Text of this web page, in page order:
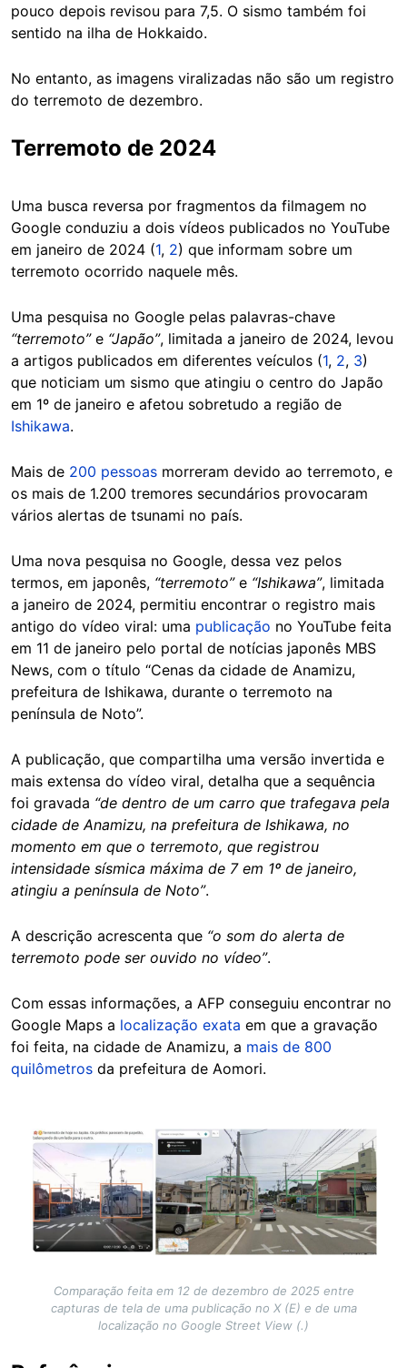
pouco depois revisou para 7,5. O sismo também foi
sentido na ilha de Hokkaido.
No entanto, as imagens viralizadas não são um registro
do terremoto de dezembro.
Terremoto de 2024
Uma busca reversa por fragmentos da filmagem no
Google conduziu a dois vídeos publicados no YouTube
em janeiro de 2024 (1, 2) que informam sobre um
terremoto ocorrido naquele mês.
Uma pesquisa no Google pelas palavras-chave
“terremoto”e “Japão”, limitada a janeiro de 2024, levou
a artigos publicados em diferentes veículos (1, 2, 3)
que noticiam um sismo que atingiu o centro do Japão
em 1º de janeiro e afetou sobretudo a região de
Ishikawa.
Mais de 200 pessoas morreram devido ao terremoto, e
os mais de 1.200 tremores secundários provocaram
vários alertas de tsunami no país.
Uma nova pesquisa no Google, dessa vez pelos
termos, em japonês, “terremoto”e “Ishikawa”, limitada
a janeiro de 2024, permitiu encontrar o registro mais
antigo do vídeo viral: uma publicação no YouTube feita
em 11 de janeiro pelo portal de notícias japonês MBS
News, com o título “Cenas da cidade de Anamizu,
prefeitura de Ishikawa, durante o terremoto na
península de Noto”.
A publicação, que compartilha uma versão invertida e
mais extensa do vídeo viral, detalha que a sequência
foi gravada “de dentro de um carro que trafegava pela
cidade de Anamizu, na prefeitura de Ishikawa, no
momento em que o terremoto, que registrou
intensidade sísmica máxima de 7 em 1º de janeiro,
atingiu a península de Noto”.
A descrição acrescenta que “o som do alerta de
terremoto pode ser ouvido no vídeo”.
Com essas informações, a AFP conseguiu encontrar no
Google Maps a localização exata em que a gravação
foi feita, na cidade de Anamizu, a mais de 800
quilômetros da prefeitura de Aomori.
Image
Comparação feita em 12 de dezembro de 2025 entre
capturas de tela de uma publicação no X (E) e de uma
localização no Google Street View (.)